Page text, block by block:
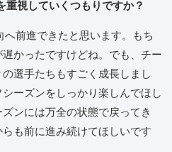
重視していくつもりですか？
前進できたと思います。もち
かったですけどね。でも、チー
選手たちもすごく成長しまし
ーズンをしっかり楽しんでほし
ンには万全の状態で戻ってき
も前に進み続けてほしいです